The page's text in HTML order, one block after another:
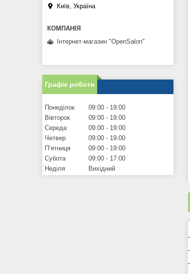
Київ, Україна
Інтернет-магазин "OpenSalon"
Графік роботи
Понеділок 09:00
19:00
Вівторок
09:00
19:00
Середа
09:00
19:00
Четвер
09:00
19:00
Пʼятниця
09:00
19:00
Субота
09:00
17:00
Неділя
Вихідний